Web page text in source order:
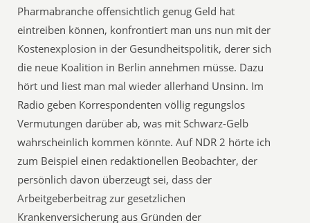
Pharmabranche offensichtlich genug Geld hat
eintreiben können, konfrontiert man uns nun mit der
Kostenexplosion in der Gesundheitspolitik, derer sich
die neue Koalition in Berlin annehmen müsse. Dazu
hört und liest man mal wieder allerhand Unsinn. Im
Radio geben Korrespondenten völlig regungslos
Vermutungen darüber ab, was mit Schwarz-Gelb
wahrscheinlich kommen könnte. Auf NDR 2 hörte ich
zum Beispiel einen redaktionellen Beobachter, der
persönlich davon überzeugt sei, dass der
Arbeitgeberbeitrag zur gesetzlichen
Krankenversicherung aus Gründen der